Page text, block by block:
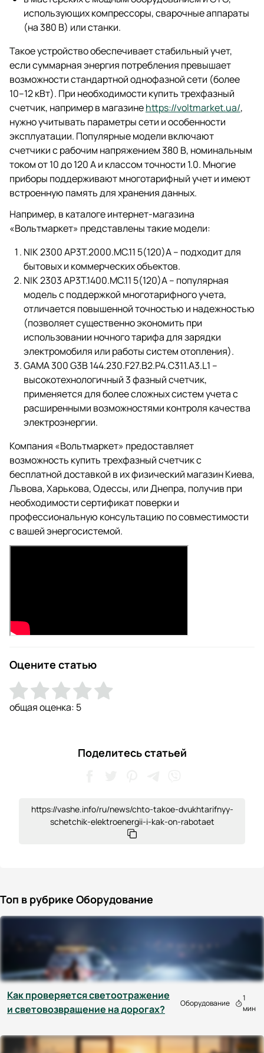
использующих компрессоры, сварочные аппараты
(на 380 В) или станки.
Такое устройство обеспечивает стабильный учет,
если суммарная энергия потребления превышает
возможности стандартной однофазной сети (более
10–12 кВт). При необходимости купить трехфазный
счетчик, например в магазинеhttps://voltmarket.ua/,
нужно учитывать параметры сети и особенности
эксплуатации. Популярные модели включают
счетчики с рабочим напряжением 380 В, номинальным
током от 10 до 120 А и классом точности 1.0. Многие
приборы поддерживают многотарифный учет и имеют
встроенную память для хранения данных.
Например, в каталоге интернет-магазина
«Вольтмаркет» представлены такие модели:
NIK 2300 AP3Т.2000.МС.11 5(120)А – подходит для
бытовых и коммерческих объектов.
NIK 2303 AP3Т.1400.МС.11 5(120)А – популярная
модель с поддержкой многотарифного учета,
отличается повышенной точностью и надежностью
(позволяет существенно экономить при
использовании ночного тарифа для зарядки
электромобиля или работы систем отопления).
GAMA 300 G3B 144.230.F27.B2.P4.C311.A3.L1 –
высокотехнологичный 3 фазный счетчик,
применяется для более сложных систем учета с
расширенными возможностями контроля качества
электроэнергии.
Компания «Вольтмаркет» предоставляет
возможность купить трехфазный счетчик с
бесплатной доставкой в их физический магазин Киева,
Львова, Харькова, Одессы, или Днепра, получив при
необходимости сертификат поверки и
профессиональную консультацию по совместимости
с вашей энергосистемой.
Оцените статью
общая оценка: 5
Поделитесь статьей
https://vashe.info/ru/news/chto-takoe-dvukhtarifnyy-
schetchik-elektroenergii-i-kak-on-rabotaet
Топ в рубрике Оборудование
Как проверяется светоотражение
и световозвращение на дорогах?
Оборудование
1
мин